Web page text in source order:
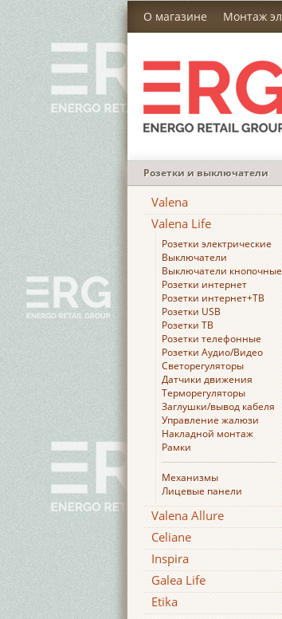
О магазине Монтаж
Розетки и выключатели
Valena
Valena Life
Розетки электрические
Выключатели
Выключатели кнопочные
Розетки интернет
Розетки интернет+ТВ
Розетки USB
Розетки ТВ
Розетки телефонные
Розетки Аудио/Видео
Светорегуляторы
Датчики движения
Терморегуляторы
Заглушки/вывод кабеля
Управление жалюзи
Накладной монтаж
Рамки
Механизмы
Лицевые панели
Valena Allure
Celiane
Inspira
Galea Life
Etika